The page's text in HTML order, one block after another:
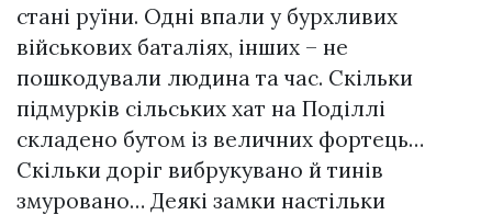
стані pyїни. Одні впали у бурхливих
вiйcькoвих бaтaлiяx, інших – не
пошкoдyвали людина та час. Скільки
підмурків сільських хат на Поділлі
складено бутом із величних фортець…
Скільки доріг вибрукувано й тинів
змуровано… Деякі замки настільки